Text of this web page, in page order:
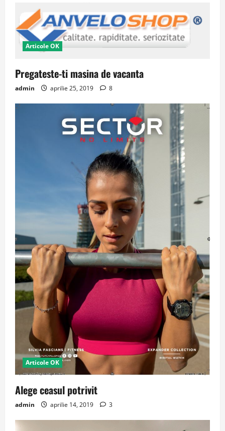
Articole OK
Pregateste-ti masina de vacanta
admin aprilie 25, 2019 8
Articole OK
Alege ceasul potrivit
admin aprilie 14, 2019 3